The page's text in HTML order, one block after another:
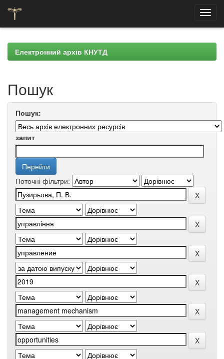
navigationЕлектронний архів КНУТД
Пошук
Пошук:
запит
Поточні фільтри: